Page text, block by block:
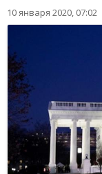
10 января 2020, 07:02